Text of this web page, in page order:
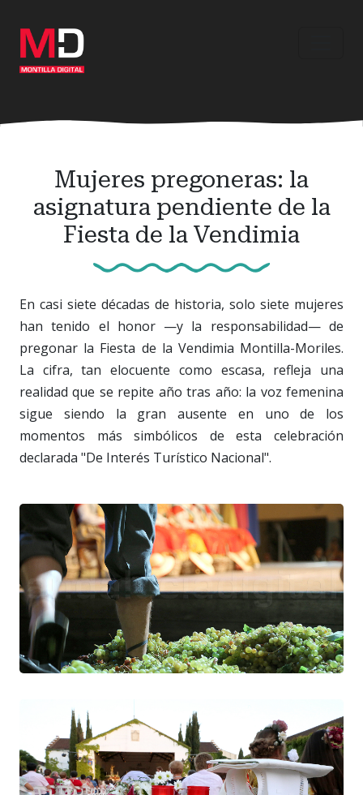
contenido
principal
Mujeres pregoneras: la
asignatura pendiente de la
Fiesta de la Vendimia
En casi siete décadas de historia, solo siete mujeres
han tenido el honor —y la responsabilidad— de
pregonar la Fiesta de la Vendimia Montilla-Moriles.
La cifra, tan elocuente como escasa, refleja una
realidad que se repite año tras año: la voz femenina
sigue siendo la gran ausente en uno de los
momentos más simbólicos de esta celebración
declarada "De Interés Turístico Nacional".